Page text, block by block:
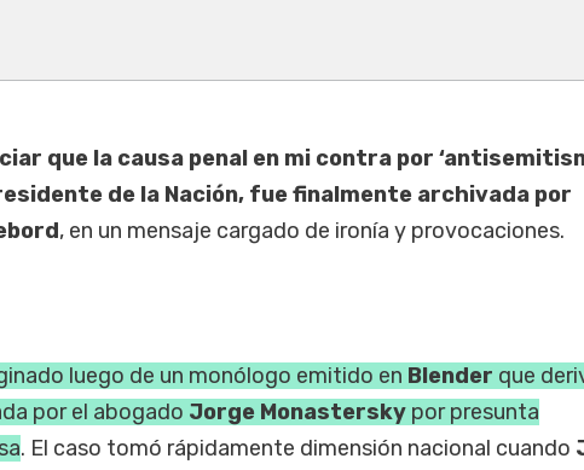
que la causa penal en mi contra por
de la Nación, fue finalmente archivada por
, en un mensaje cargado de ironía y provocaciones.
luego de un monólogo emitido en Blender que
por el abogado Jorge Monasterskypor presunta
. El caso tomó rápidamente dimensión nacional cuando